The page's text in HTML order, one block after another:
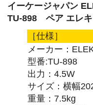
イーケージャパン
TU-898 ペア エレキ
［仕様］
メーカー：
型番:TU-898
出力：4.5W
サイズ：横幅
重量：7.5kg